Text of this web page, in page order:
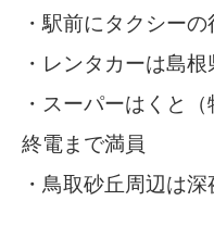
・駅前にタクシーの
・レンタカーは島
・スーパーはくと
終電まで満員
・鳥取砂丘周辺は